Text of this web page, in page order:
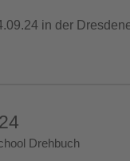
in der
Drehbuch